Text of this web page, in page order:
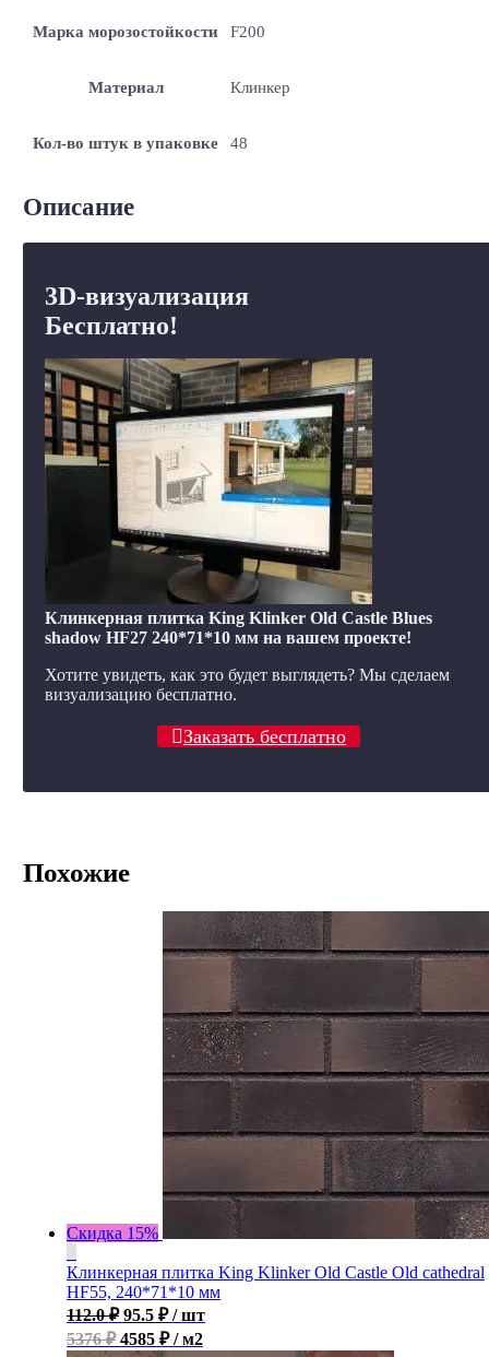
Марка морозостойкости F200
Материал Клинкер
Кол-во штук в упаковке 48
Описание
3D-визуализация
Бесплатно!
Клинкерная плитка King Klinker Old Castle Blues
shadow HF27 240*71*10 мм на вашем проекте!
Хотите увидеть, как это будет выглядеть? Мы сделаем
визуализацию бесплатно.
Заказать бесплатно
Похожие
Скидка 15%
Клинкерная плитка King Klinker Old Castle Old cathedral
HF55, 240*71*10 мм
112.0₽ 95.5 ₽ / шт
5376 ₽4585 ₽ / м2